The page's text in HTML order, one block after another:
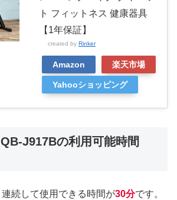
ト フィットネス 健康器具
【1年保証】
created by Rinker
Amazon 楽天市場
Yahooショッピング
J917Bの利用可能時間
続して使用できる時間が30分です。